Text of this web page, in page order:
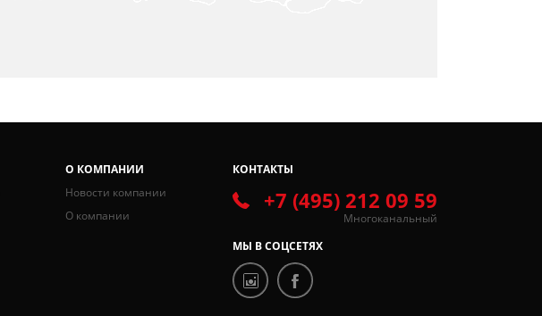
О КОМПАНИИ
Новости компании
О компании
КОНТАКТЫ
+7 (495) 212 09 59
Многоканальный
МЫ В СОЦСЕТЯХ